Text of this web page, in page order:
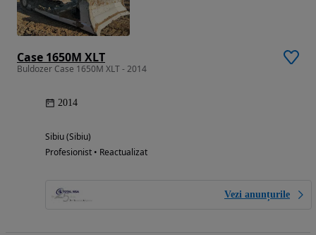
Case 1650M XLT
Buldozer Case 1650M XLT - 2014
2014
Sibiu (Sibiu)
Profesionist • Reactualizat
Vezi anunțurile